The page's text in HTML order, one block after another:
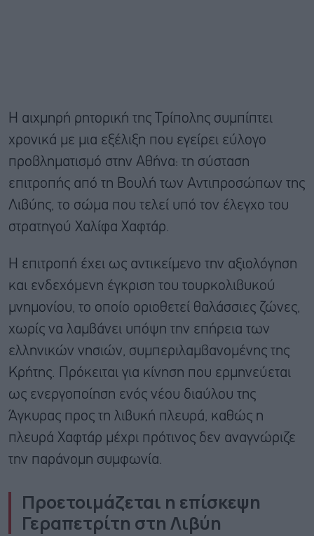
Η αιχμηρή ρητορική της Τρίπολης συμπίπτει
χρονικά με μια εξέλιξη που εγείρει εύλογο
προβληματισμό στην Αθήνα: τη σύσταση
επιτροπής από τη Βουλή των Αντιπροσώπων της
Λιβύης, το σώμα που τελεί υπό τον έλεγχο του
στρατηγού Χαλίφα Χαφτάρ.
Η επιτροπή έχει ως αντικείμενο την αξιολόγηση
και ενδεχόμενη έγκριση του τουρκολιβυκού
μνημονίου, το οποίο οριοθετεί θαλάσσιες ζώνες,
χωρίς να λαμβάνει υπόψη την επήρεια των
ελληνικών νησιών, συμπεριλαμβανομένης της
Κρήτης. Πρόκειται για κίνηση που ερμηνεύεται
ως ενεργοποίηση ενός νέου διαύλου της
Άγκυρας προς τη λιβυκή πλευρά, καθώς η
πλευρά Χαφτάρ μέχρι πρότινος δεν αναγνώριζε
την παράνομη συμφωνία.
Προετοιμάζεται η επίσκεψη
Γεραπετρίτη στη Λιβύη